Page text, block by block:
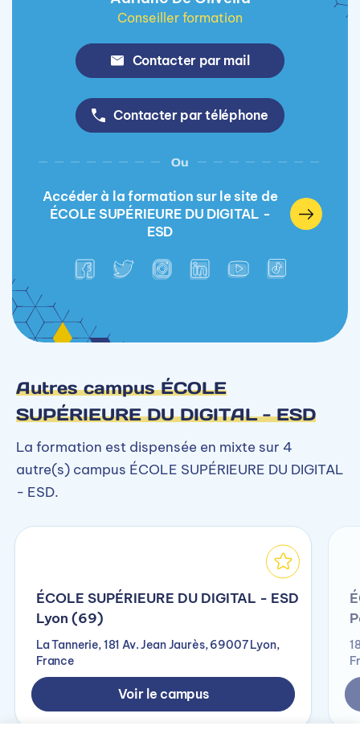
Conseiller formation
Contacter par mail
Contacter par téléphone
Ou
Accéder à la formation sur le site de
ÉCOLE SUPÉRIEURE DU DIGITAL -
ESD
Autres campus ÉCOLE
SUPÉRIEURE DU DIGITAL - ESD
La formation est dispensée en mixte sur 4
autre(s) campus ÉCOLE SUPÉRIEURE DU DIGITAL
- ESD.
ÉCOLE SUPÉRIEURE DU DIGITAL - ESD
Lyon (69)
La Tannerie, 181 Av. Jean Jaurès, 69007 Lyon,
France
Voir le campus